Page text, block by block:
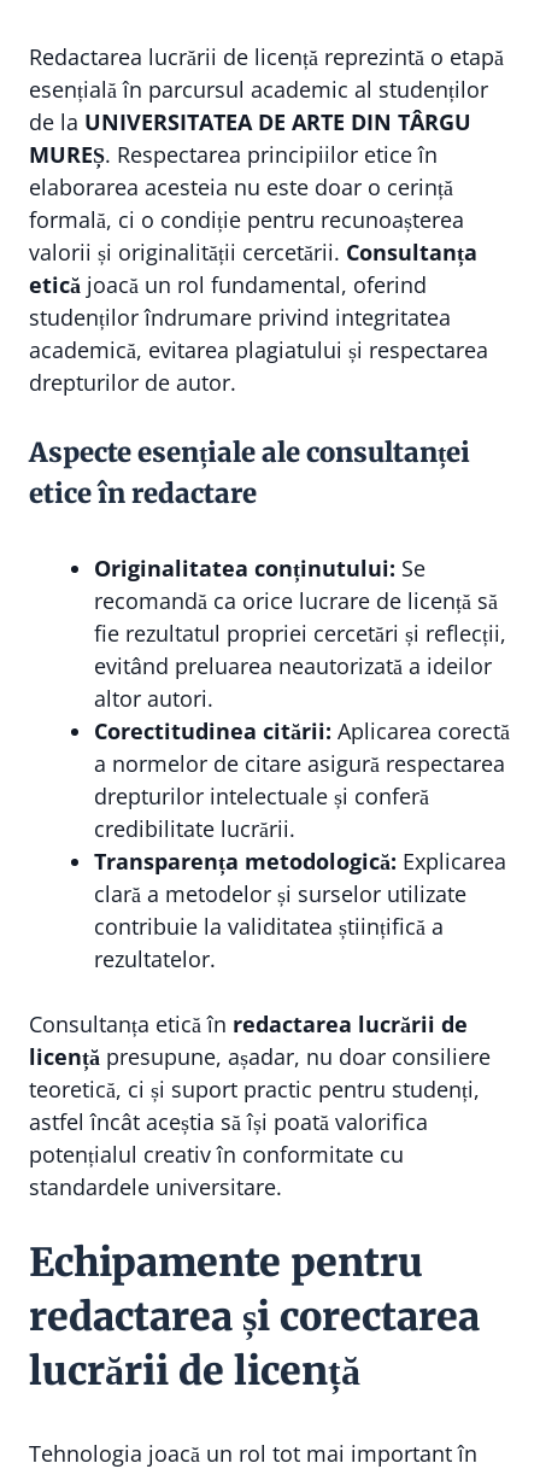
Redactarea lucrării de licență reprezintă o etapă
esențială în parcursul academic al studenților
de la UNIVERSITATEA DE ARTE DIN TÂRGU
MUREȘ. Respectarea principiilor etice în
elaborarea acesteia nu este doar o cerință
formală, ci o condiție pentru recunoașterea
valorii și originalității cercetării. Consultanța
etică joacă un rol fundamental, oferind
studenților îndrumare privind integritatea
academică, evitarea plagiatului și respectarea
drepturilor de autor.
Aspecte esențiale ale consultanței
etice în redactare
Originalitatea conținutului: Se
recomandă ca orice lucrare de licență să
fie rezultatul propriei cercetări și reflecții,
evitând preluarea neautorizată a ideilor
altor autori.
Corectitudinea citării: Aplicarea corectă
a normelor de citare asigură respectarea
drepturilor intelectuale și conferă
credibilitate lucrării.
Transparența metodologică: Explicarea
clară a metodelor și surselor utilizate
contribuie la validitatea științifică a
rezultatelor.
Consultanța etică în redactarea lucrării de
licență presupune, așadar, nu doar consiliere
teoretică, ci și suport practic pentru studenți,
astfel încât aceștia să își poată valorifica
potențialul creativ în conformitate cu
standardele universitare.
Echipamente pentru
redactarea și corectarea
lucrării de licență
Tehnologia joacă un rol tot mai important în